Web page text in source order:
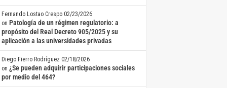
Fernando Lostao Crespo 02/23/2026
on Patología de un régimen regulatorio: a
propósito del Real Decreto 905/2025 y su
aplicación a las universidades privadas
Diego Fierro Rodríguez 02/18/2026
on ¿Se pueden adquirir participaciones sociales
por medio del 464?